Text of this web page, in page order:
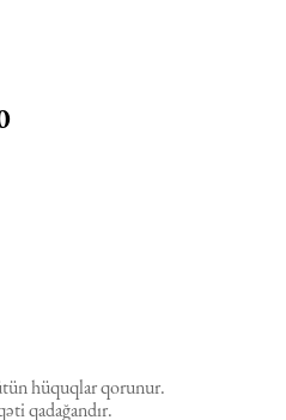
hüquqlar qorunur.
qadağandır.